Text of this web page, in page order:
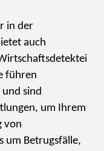
in der
auch
führen
sind
um Ihrem
von
um Betrugsfälle,